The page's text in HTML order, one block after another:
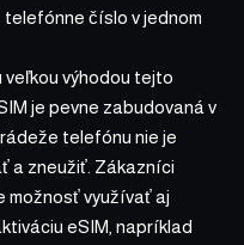
telefónne číslo v jednom
výhodou tejto
je pevne zabudovaná v
telefónu nie je
a zneužiť. Zákazníci
možnosť využívať aj
eSIM, napríklad